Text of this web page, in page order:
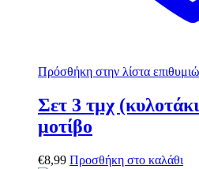
Πρόσθήκη στην λίστα
Σετ 3 τμχ
μοτίβο
€8,99 Προσθήκη στο καλάθι